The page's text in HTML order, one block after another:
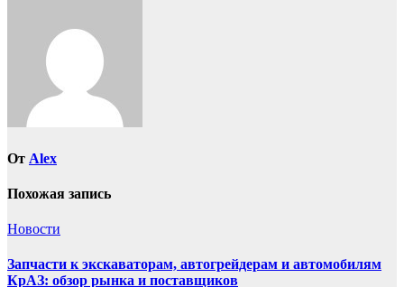
От Alex
Похожая запись
Новости
Запчасти к экскаваторам, автогрейдерам и автомобилям
КрАЗ: обзор рынка и поставщиков